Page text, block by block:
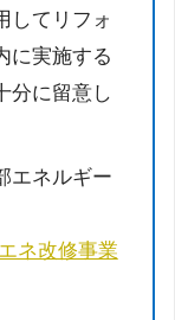
してリフォ
に実施する
分に留意し
エネルギー
ネ改修事業